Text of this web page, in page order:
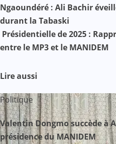
Mail
N
a
v
i
g
a
t
Ngaoundéré : Ali Bachir
durant la Tabaski
Présidentielle de 2025 :
entre le MP3 et le MANIDEM
Lire aussi
Politique
Valentin Dongmo succède à
présidence du MANIDEM